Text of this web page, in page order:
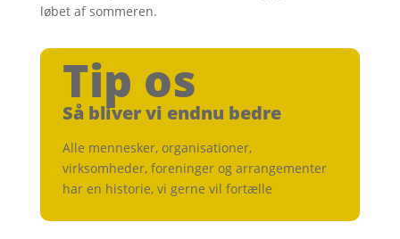
løbet af sommeren.
Tip os
Så bliver vi endnu bedre
Alle mennesker, organisationer,
virksomheder, foreninger og arrangementer
har en historie, vi gerne vil fortælle